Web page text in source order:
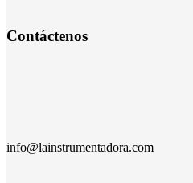
Contáctenos
info@lainstrumentadora.com